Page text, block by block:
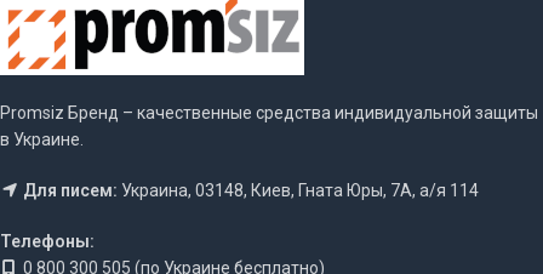
Promsiz Бренд – качественные средства индивидуальной защиты
в Украине.
Для писем: Украина, 03148, Киев, Гната Юры, 7А, а/я 114
Телефоны:
0 800 300 505 (по Украине бесплатно)